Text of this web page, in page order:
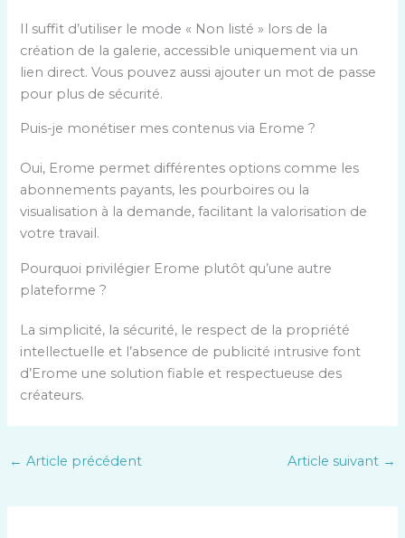
Il suffit d’utiliser le mode « Non listé » lors de la
création de la galerie, accessible uniquement via un
lien direct. Vous pouvez aussi ajouter un mot de passe
pour plus de sécurité.
Puis-je monétiser mes contenus via Erome ?
Oui, Erome permet différentes options comme les
abonnements payants, les pourboires ou la
visualisation à la demande, facilitant la valorisation de
votre travail.
Pourquoi privilégier Erome plutôt qu’une autre
plateforme ?
La simplicité, la sécurité, le respect de la propriété
intellectuelle et l’absence de publicité intrusive font
d’Erome une solution fiable et respectueuse des
créateurs.
← Article précédent Article suivant →